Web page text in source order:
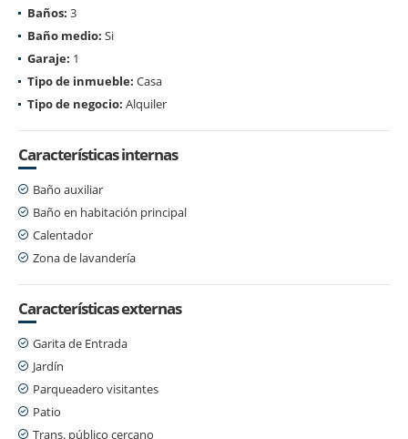
Baños: 3
Baño medio: Si
Garaje: 1
Tipo de inmueble: Casa
Tipo de negocio: Alquiler
Características internas
Baño auxiliar
Baño en habitación principal
Calentador
Zona de lavandería
Características externas
Garita de Entrada
Jardín
Parqueadero visitantes
Patio
Trans. público cercano